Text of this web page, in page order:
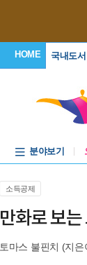
HOME 국내도서
분야보기
소득공제
만화로 보
토마스 불핀치 (지은